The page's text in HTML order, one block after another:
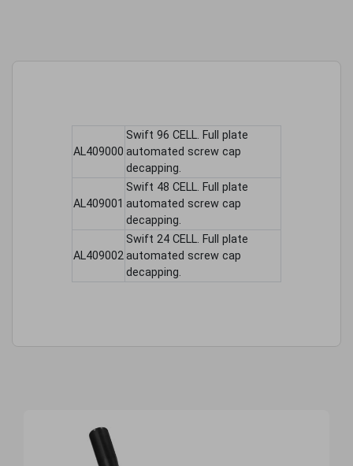
AL409000
Swift 96 CELL. Full plate
automated screw cap
decapping.
AL409001
Swift 48 CELL. Full plate
automated screw cap
decapping.
AL409002
Swift 24 CELL. Full plate
automated screw cap
decapping.